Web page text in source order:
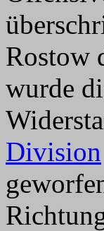
Rostow
wurde
Division